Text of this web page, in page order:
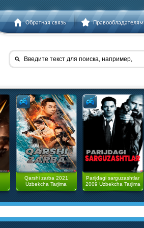
Обратная связь Правообладателям
Введите текст для поиска, например,
Qarshi zarba 2021
Uzbekcha Tarjima
Parijdagi sarguzashtlar
2009 Uzbekcha Tarjima